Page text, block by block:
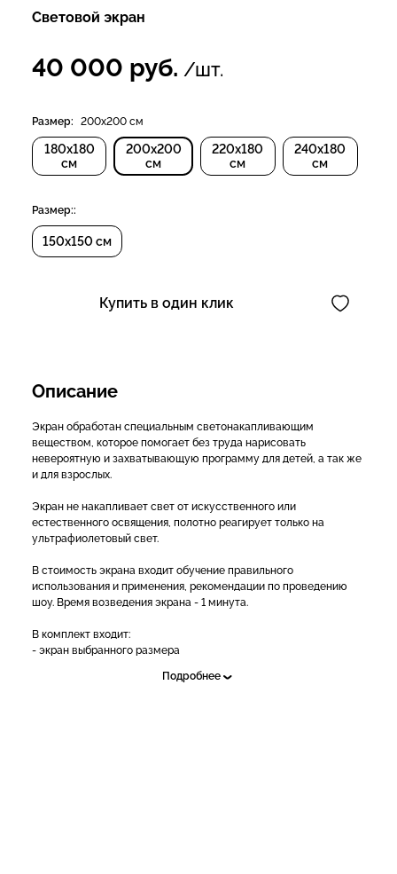
Световой экран
40 000 руб. /шт.
Размер: 200х200 см
180х180
см
200х200
см
220х180
см
240х180
см
Размер::
150х150 см
Купить в один клик
Описание
Экран обработан специальным светонакапливающим
веществом, которое помогает без труда нарисовать
невероятную и захватывающую программу для детей, а так же
и для взрослых.
Экран не накапливает свет от искусственного или
естественного освящения, полотно реагирует только на
ультрафиолетовый свет.
В стоимость экрана входит обучение правильного
использования и применения, рекомендации по проведению
шоу. Время возведения экрана - 1 минута.
В комплект входит:
- экран выбранного размера
- рекомендации по проведению шоу
Подробнее